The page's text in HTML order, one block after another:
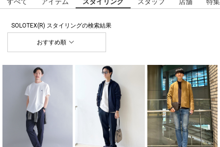
SOLOTEX(R) スタイリングの検索結果
おすすめ順